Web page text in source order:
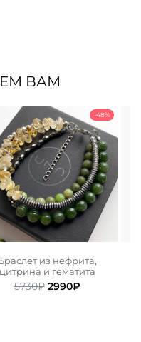
ВАМ
-48%
из нефрита,
цитрина и гематита
5730₽ Первоначальная
2990₽Текущая